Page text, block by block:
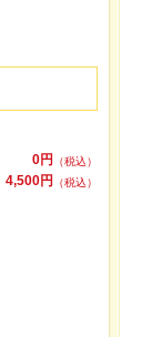
0円
（税込）
4,500円
（税込）